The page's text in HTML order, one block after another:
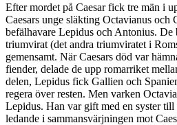
Efter mordet på Caesar fick tre män i
Caesars unge släkting Octavianus och
befälhavare Lepidus och Antonius. De
triumvirat (det andra triumviratet i
gemensamt. När Caesars död var
fiender, delade de upp romarriket
delen, Lepidus fick Gallien och
regera över resten. Men varken
Lepidus. Han var gift med en syster
ledande i sammansvärjningen mot